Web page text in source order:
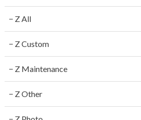
Z All
Z Custom
Z Maintenance
Z Other